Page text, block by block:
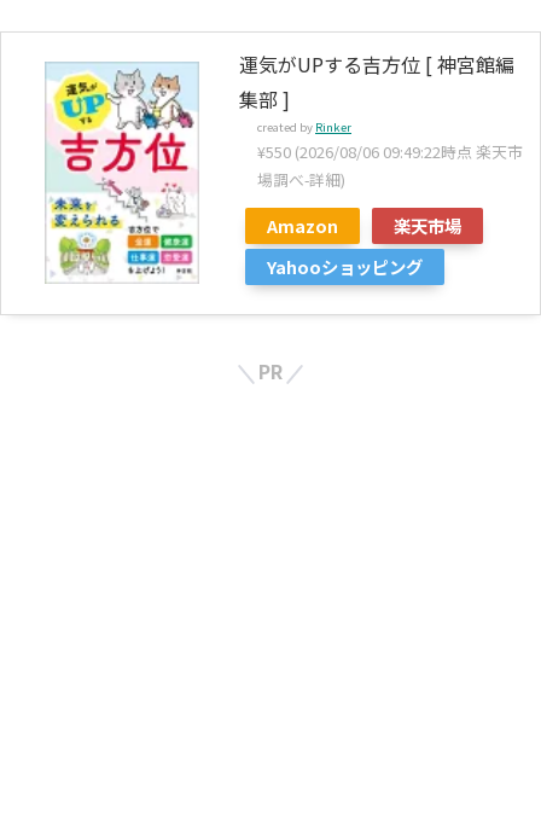
運気がUPする吉方位 [ 神宮館編
集部 ]
created by Rinker
¥550 (2026/08/06 09:49:22時点 楽天市
場調べ-詳細)
Amazon
楽天市場
Yahooショッピング
PR